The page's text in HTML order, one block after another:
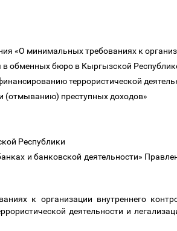
«О минимальных требованиях к
в обменных бюро в Кыргызской
террористической
(отмыванию) преступных доходов»
Республики
и банковской деятельности»
к организации внутреннего
деятельности и